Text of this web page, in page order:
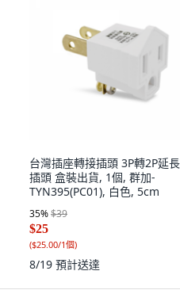
台灣插座轉接插頭 3P轉2P延
插頭 盒裝出貨, 1個, 群加-
TYN395(PC01), 白色, 5cm
35%$39
$25
($25.00/1個)
8/19 預計送達